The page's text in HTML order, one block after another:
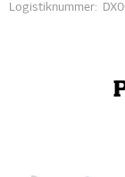
Logistiknummer: